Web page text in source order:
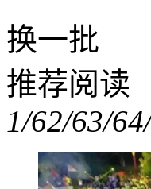
换一批
推荐阅读
1/62/63/6